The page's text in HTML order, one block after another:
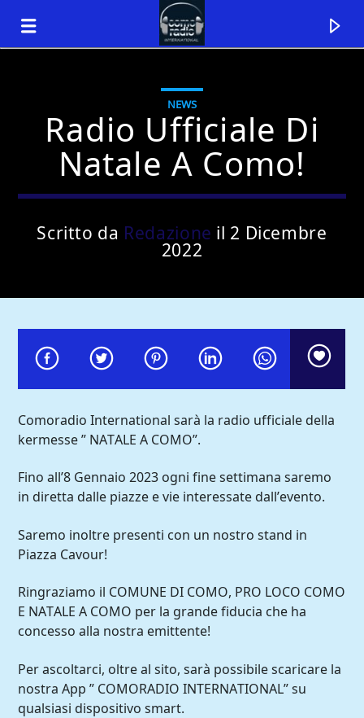
Titolo
Artista
Comoradio International
NEWS
Radio Ufficiale Di
Natale A Como!
Scritto da Redazione il 2 Dicembre
2022
Comoradio International sarà la radio ufficiale della
kermesse ” NATALE A COMO”.
Fino all’8 Gennaio 2023 ogni fine settimana saremo
in diretta dalle piazze e vie interessate dall’evento.
Saremo inoltre presenti con un nostro stand in
Piazza Cavour!
Ringraziamo il COMUNE DI COMO, PRO LOCO COMO
E NATALE A COMO per la grande fiducia che ha
concesso alla nostra emittente!
Per ascoltarci, oltre al sito, sarà possibile scaricare la
nostra App ” COMORADIO INTERNATIONAL” su
qualsiasi dispositivo smart.